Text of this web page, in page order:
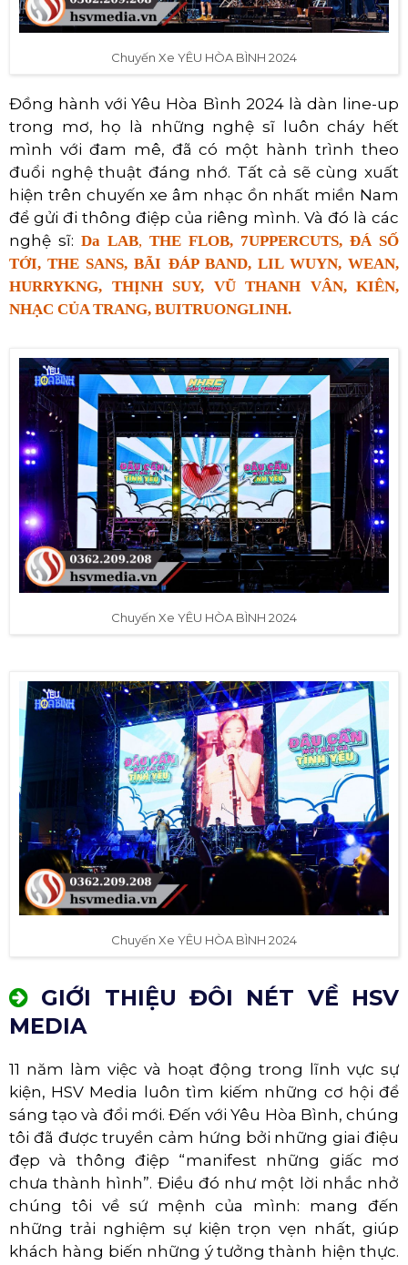
Chuyến Xe YÊU HÒA BÌNH 2024
Đồng hành với Yêu Hòa Bình 2024 là dàn line-up
trong mơ, họ là những nghệ sĩ luôn cháy hết
mình với đam mê, đã có một hành trình theo
đuổi nghệ thuật đáng nhớ. Tất cả sẽ cùng xuất
hiện trên chuyến xe âm nhạc ồn nhất miền Nam
để gửi đi thông điệp của riêng mình. Và đó là các
nghệ sĩ: Da LAB, THE FLOB, 7UPPERCUTS, ĐÁ SỐ
TỚI, THE SANS, BÃI ĐÁP BAND, LIL WUYN, WEAN,
HURRYKNG, THỊNH SUY, VŨ THANH VÂN, KIÊN,
NHẠC CỦA TRANG, BUITRUONGLINH.
Chuyến Xe YÊU HÒA BÌNH 2024
Chuyến Xe YÊU HÒA BÌNH 2024
GIỚI THIỆU ĐÔI NÉT VỀ HSV
MEDIA
11 năm làm việc và hoạt động trong lĩnh vực sự
kiện, HSV Media luôn tìm kiếm những cơ hội để
sáng tạo và đổi mới. Đến với Yêu Hòa Bình, chúng
tôi đã được truyền cảm hứng bởi những giai điệu
đẹp và thông điệp “manifest những giấc mơ
chưa thành hình”. Điều đó như một lời nhắc nhở
chúng tôi về sứ mệnh của mình: mang đến
những trải nghiệm sự kiện trọn vẹn nhất, giúp
khách hàng biến những ý tưởng thành hiện thực.